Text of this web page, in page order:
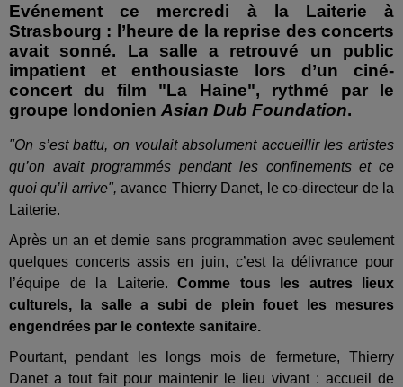
Evénement ce mercredi à la Laiterie à
Strasbourg : l’heure de la reprise des concerts
avait sonné. La salle a retrouvé un public
impatient et enthousiaste lors d’un ciné-
concert du film "La Haine", rythmé par le
groupe londonien Asian Dub Foundation.
"On s’est battu, on voulait absolument accueillir les artistes
qu’on avait programmés pendant les confinements et ce
quoi qu’il arrive",avance Thierry Danet, le co-directeur de la
Laiterie.
Après un an et demie sans programmation avec seulement
quelques concerts assis en juin, c’est la délivrance pour
l’équipe de la Laiterie. Comme tous les autres lieux
culturels, la salle a subi de plein fouet les mesures
engendrées par le contexte sanitaire.
Pourtant, pendant les longs mois de fermeture, Thierry
Danet a tout fait pour maintenir le lieu vivant : accueil de